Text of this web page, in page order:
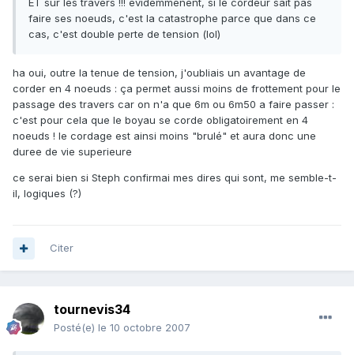
ET sur les travers !!! evidemmenent, si le cordeur sait pas
faire ses noeuds, c'est la catastrophe parce que dans ce
cas, c'est double perte de tension (lol)
ha oui, outre la tenue de tension, j'oubliais un avantage de
corder en 4 noeuds : ça permet aussi moins de frottement pour le
passage des travers car on n'a que 6m ou 6m50 a faire passer :
c'est pour cela que le boyau se corde obligatoirement en 4
noeuds ! le cordage est ainsi moins "brulé" et aura donc une
duree de vie superieure
ce serai bien si Steph confirmai mes dires qui sont, me semble-t-
il, logiques (?)
Citer
tournevis34
Posté(e) le 10 octobre 2007